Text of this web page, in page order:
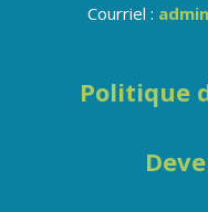
Courriel :
Politique